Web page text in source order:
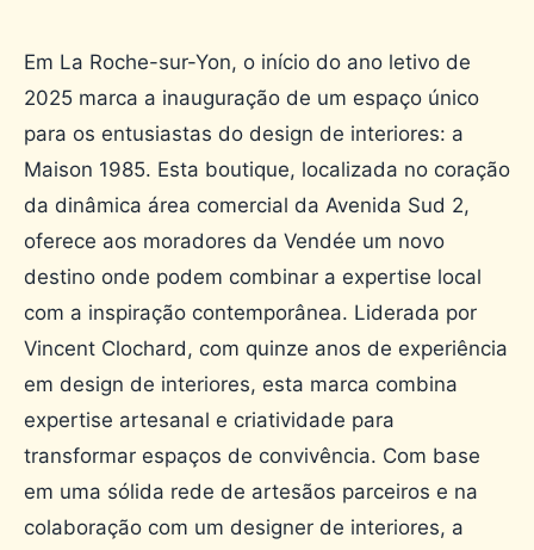
Em La Roche-sur-Yon, o início do ano letivo de
2025 marca a inauguração de um espaço único
para os entusiastas do design de interiores: a
Maison 1985. Esta boutique, localizada no coração
da dinâmica área comercial da Avenida Sud 2,
oferece aos moradores da Vendée um novo
destino onde podem combinar a expertise local
com a inspiração contemporânea. Liderada por
Vincent Clochard, com quinze anos de experiência
em design de interiores, esta marca combina
expertise artesanal e criatividade para
transformar espaços de convivência. Com base
em uma sólida rede de artesãos parceiros e na
colaboração com um designer de interiores, a